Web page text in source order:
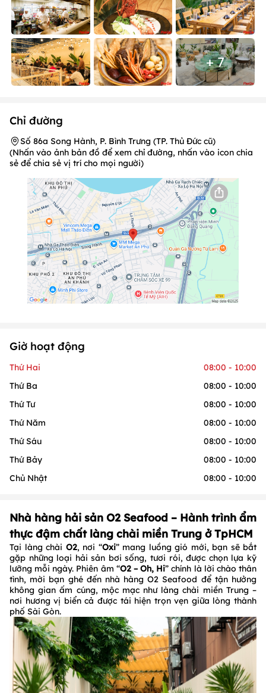
+ 7
Chỉ đường
Số 86a Song Hành, P. Bình Trưng (TP. Thủ Đức cũ)
(Nhấn vào ảnh bản đồ để xem chỉ đường, nhấn vào icon chia
sẻ để chia sẻ vị trí cho mọi người)
Giờ hoạt động
Thứ Hai
08:00 - 10:00
Thứ Ba
08:00 - 10:00
Thứ Tư
08:00 - 10:00
Thứ Năm
08:00 - 10:00
Thứ Sáu
08:00 - 10:00
Thứ Bảy
08:00 - 10:00
Chủ Nhật
08:00 - 10:00
Nhà hàng hải sản O2 Seafood – Hành trình ẩm
thực đậm chất làng chài miền Trung ở TpHCM
Tại làng chài O2, nơi “Oxi” mang luồng gió mới, bạn sẽ bắt
gặp những loại hải sản bơi sống, tươi rói, được chọn lựa kỹ
lưỡng mỗi ngày. Phiên âm “O2 – Oh, Hi” chính là lời chào thân
tình, mời bạn ghé đến nhà hàng O2 Seafood để tận hưởng
không gian ấm cúng, mộc mạc như làng chài miền Trung –
nơi hương vị biển cả được tái hiện trọn vẹn giữa lòng thành
phố Sài Gòn.